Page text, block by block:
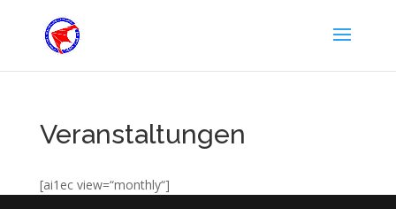
Veranstaltungen
[ai1ec view=“monthly“]